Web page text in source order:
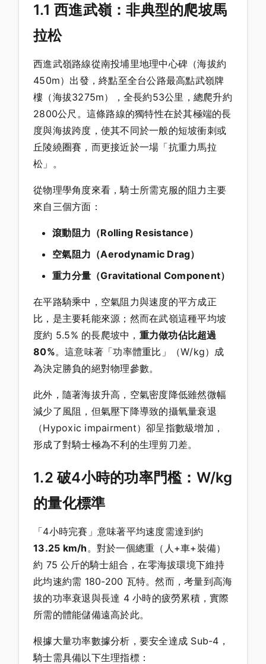
1.1 西進武嶺：非典型的爬坡馬
拉松
西進武嶺路線從南投埔里地理中心碑（海拔約
450m）出發，終點至全台公路最高點武嶺牌
樓（海拔3275m），全長約53公里，總爬升約
2800公尺。這條路線的獨特性在於其極端的長
度與海拔跨度，使其不同於一般的短坡衝刺或
丘陵繞圈賽，而更接近於一場「抗重力馬拉
松」。
從物理學角度來看，騎士所需克服的阻力主要
來自三個方面：
滾動阻力（Rolling Resistance）
空氣阻力（Aerodynamic Drag）
重力分量（Gravitational Component）
在平路騎乘中，空氣阻力與速度的平方成正
比，是主要耗能來源；然而在武嶺這種平均坡
度約 5.5% 的長爬坡中， 重力做功佔比超過
80%。這意味著「功率體重比」（W/kg）成
為決定勝負的絕對物理參數。
此外，隨著海拔升高，空氣密度降低雖然微幅
減少了風阻，但氣壓下降導致的攝氧量衰退
（Hypoxic impairment）卻呈指數級增加，
形成了對騎士極為不利的生理剪刀差。
1.2 破4小時的功率門檻：W/kg
的量化標準
「4小時完賽」意味著平均速度需達到約
13.25 km/h 。對於一個總重（人+車+裝備）
約 75 公斤的騎士組合，在零海拔環境下維持
此均速約需 180-200 瓦特。然而，考量到高海
拔的功率衰退與長達 4 小時的疲勞累積，實際
所需的體能儲備遠高於此。
根據大量功率數據分析，要安全達成 Sub-4，
騎士需具備以下生理指標：